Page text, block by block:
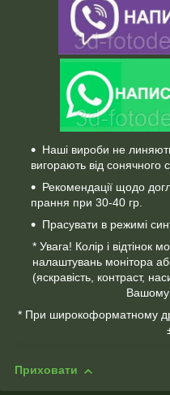
Наші вироби не
вигорають від сонячного
Рекомендації щодо
прання при 30-40 гр.
Прасувати в режимі
* Увага! Колір і відтінок
налаштувань монітора
(яскравість, контраст,
Вашому
* При широкоформатному
Приховати